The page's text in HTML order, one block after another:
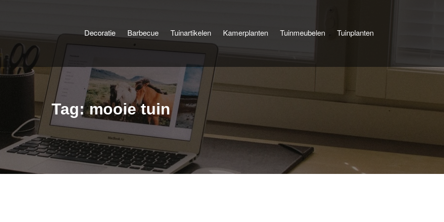
Blog
Decoratie Barbecue Tuinartikelen Kamerplanten Tuinmeubelen Tuinplanten
Tag: mooie tuin